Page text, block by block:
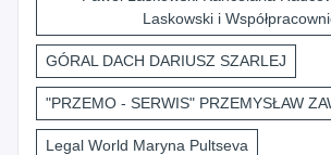
Laskowski i
GÓRAL DACH DARIUSZ SZARLEJ
"PRZEMO - SERWIS" PRZEMYSŁAW
Legal World Maryna Pultseva